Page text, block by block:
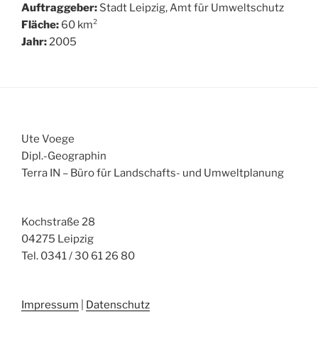
Auftraggeber: Stadt Leipzig, Amt für Umweltschutz
Fläche: 60 km²
Jahr:2005
Ute Voege
Dipl.-Geographin
Terra IN – Büro für Landschafts- und Umweltplanung
Kochstraße 28
04275 Leipzig
Tel. 0341 / 30 61 26 80
Impressum Datenschutz